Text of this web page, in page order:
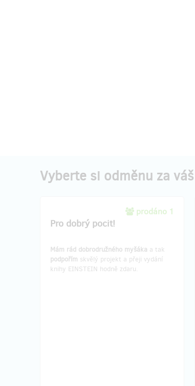
Vyberte si odměnu za
prodáno 1
Pro dobrý pocit!
Mám rád dobrodružného myšáka a tak
podpořím skvělý projekt a přeji vydání
knihy EINSTEIN hodně zdaru.